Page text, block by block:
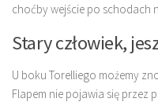
choćby wejście po schodach
Stary człowiek,
U boku Torelliego możemy
Flapem nie pojawia się przez